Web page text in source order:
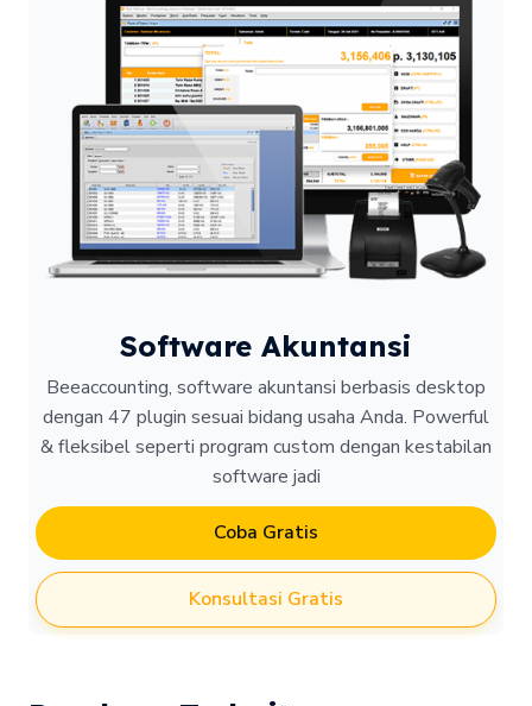
Software Akuntansi
Beeaccounting, software akuntansi berbasis desktop
dengan 47 plugin sesuai bidang usaha Anda. Powerful
& fleksibel seperti program custom dengan kestabilan
software jadi
Coba Gratis
Konsultasi Gratis